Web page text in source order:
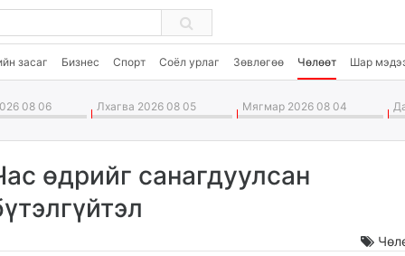
засаг Бизнес Спорт Соёл урлаг Зөвлөгөө Чөлөөт Шар
08 06 Лхагва 2026 08 05 Мягмар 2026 08 04
өдрийг санагдуулсан